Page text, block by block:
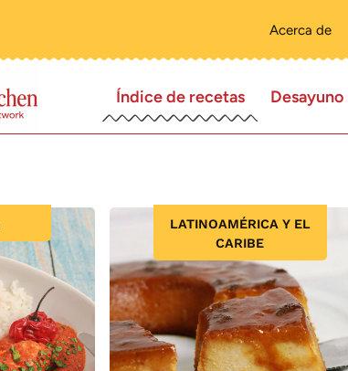
Acerca de
Índice de recetas Desayuno
LATINOAMÉRICA Y EL
CARIBE